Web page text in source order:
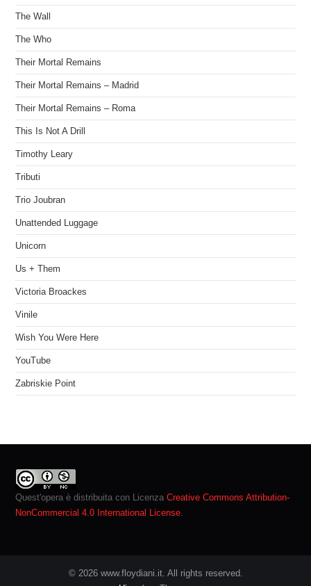
The Wall
The Who
Their Mortal Remains
Their Mortal Remains – Madrid
Their Mortal Remains – Roma
This Is Not A Drill
Timothy Leary
Tributi
Trio Joubran
Unattended Luggage
Unicorn
Us + Them
Victoria Broackes
Vinile
Wish You Were Here
YouTube
Zabriskie Point
Quest'opera è distribuita con LicenzaCreative Commons Attribution-
NonCommercial 4.0 International License.
© 2026 www.floydiani.it. All rights reserved.